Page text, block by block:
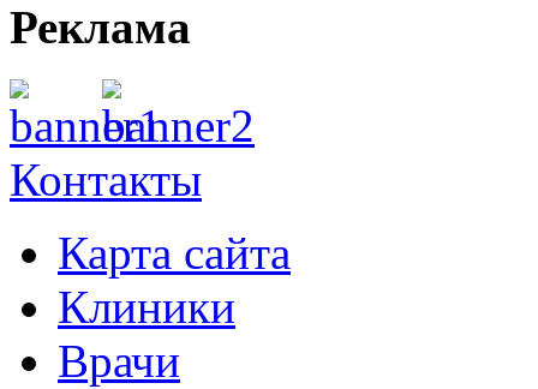
Реклама
Контакты
Карта сайта
Клиники
Врачи